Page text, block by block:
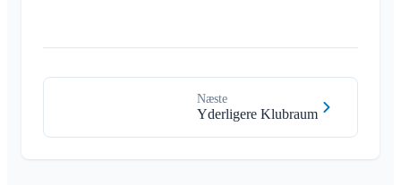
Næste
Yderligere Klubraum